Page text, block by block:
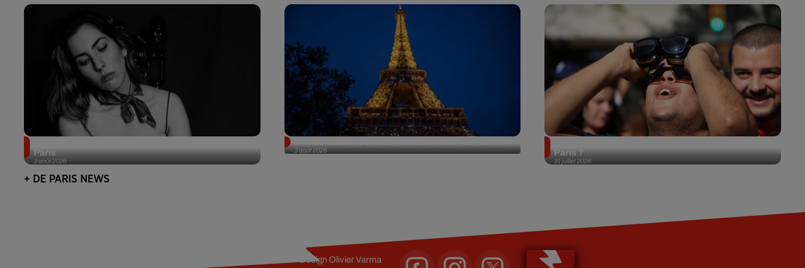
3 août 2026
Paris
3 août 2026
31 juillet 2026
Paris ?
+ DE PARIS NEWS
DesignOlivier Varma